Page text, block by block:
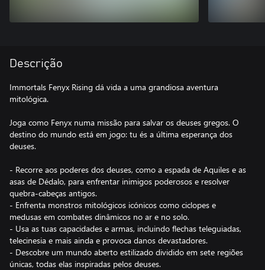
Descrição
Immortals Fenyx Rising dá vida a uma grandiosa aventura
mitológica.
Joga como Fenyx numa missão para salvar os deuses gregos. O
destino do mundo está em jogo: tu és a última esperança dos
deuses.
- Recorre aos poderes dos deuses, como a espada de Aquiles e as
asas de Dédalo, para enfrentar inimigos poderosos e resolver
quebra-cabeças antigos.
- Enfrenta monstros mitológicos icónicos como ciclopes e
medusas em combates dinâmicos no ar e no solo.
- Usa as tuas capacidades e armas, incluindo flechas teleguiadas,
telecinesia e mais ainda e provoca danos devastadores.
- Descobre um mundo aberto estilizado dividido em sete regiões
únicas, todas elas inspiradas pelos deuses.